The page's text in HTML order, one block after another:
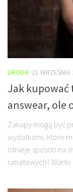
URODA 21
Jak kupować
answear, ole
Zakupy mogą być
wydatkami, które
istnieje sposób na
rabatowych? Warto